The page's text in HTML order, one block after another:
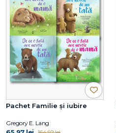
Pachet Familie și iubire
Gregory E. Lang